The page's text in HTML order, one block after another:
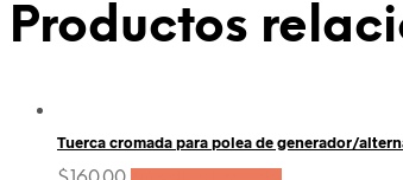
Productos
Tuerca cromada para polea de generador/